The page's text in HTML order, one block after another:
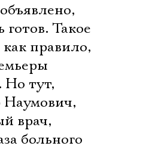
готов. Такое
как правило,
Но тут,
врач,
больного